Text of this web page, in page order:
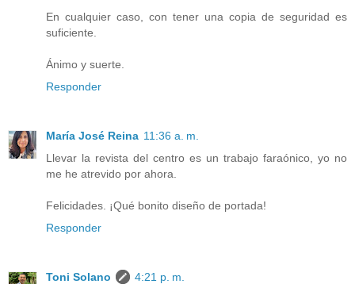
En cualquier caso, con tener una copia de seguridad es
suficiente.
Ánimo y suerte.
Responder
María José Reina 11:36 a. m.
Llevar la revista del centro es un trabajo faraónico, yo no
me he atrevido por ahora.
Felicidades. ¡Qué bonito diseño de portada!
Responder
Toni Solano
4:21 p. m.